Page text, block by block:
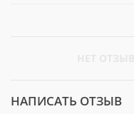
НАПИСАТЬ ОТЗЫВ